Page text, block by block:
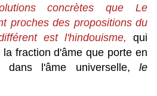
concrètes que Le
proches des propositions du
est l'hindouisme, qui
fraction d'âme que porte en
dans l'âme universelle, le